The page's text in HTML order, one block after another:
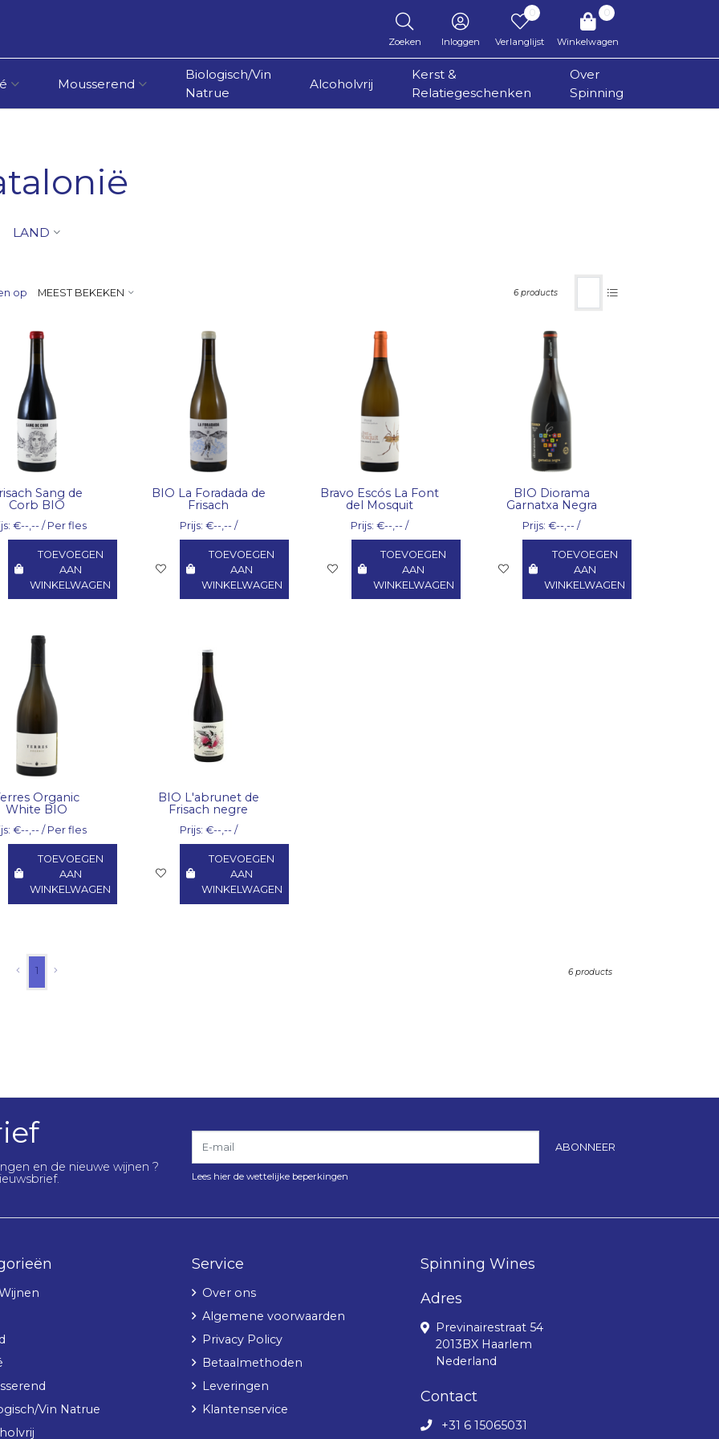
Zoeken Inloggen
0
Verlanglijst
0
Winkelwagen
Mousserend
Biologisch/Vin
Natrue
Alcoholvrij
Kerst &
Relatiegeschenken
Over
Spinning
LAND
op MEEST BEKEKEN 6 products
Sang de
Corb BIO
€--,-- / Per fles
TOEVOEGEN
AAN
WINKELWAGEN
BIO La Foradada de
Frisach
Prijs: €--,-- /
TOEVOEGEN
AAN
WINKELWAGEN
Bravo Escós La Font
del Mosquit
Prijs: €--,-- /
TOEVOEGEN
AAN
WINKELWAGEN
BIO Diorama
Garnatxa Negra
Prijs: €--,-- /
TOEVOEGEN
AAN
WINKELWAGEN
Organic
White BIO
€--,-- / Per fles
TOEVOEGEN
AAN
WINKELWAGEN
BIO L'abrunet de
Frisach negre
Prijs: €--,-- /
TOEVOEGEN
AAN
WINKELWAGEN
1 6 products
en de nieuwe wijnen ?
E-mail
ABONNEER
Lees hier de wettelijke beperkingen
Vin Natrue
Service
Over ons
Algemene voorwaarden
Privacy Policy
Betaalmethoden
Leveringen
Klantenservice
Spinning Wines
Adres
Previnairestraat 54
2013BX Haarlem
Nederland
Contact
+31 6 15065031